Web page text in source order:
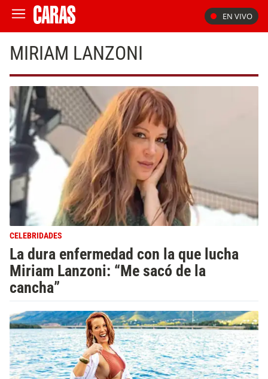
EN VIVO
MIRIAM LANZONI
CELEBRIDADES
La dura enfermedad con la que lucha
Miriam Lanzoni: “Me sacó de la
cancha”